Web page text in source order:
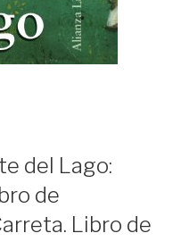
del Lago:
de
Libro de